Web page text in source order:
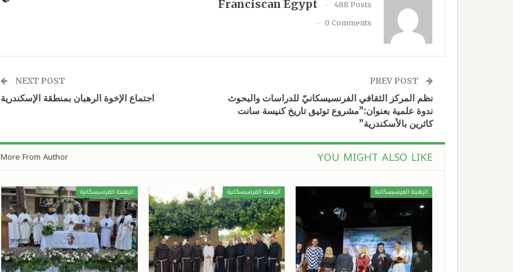
Franciscan Egypt
488 Posts
0 Comments
نظم المركز الثقافي الفرنسيسكانيّ للدراسات والبحوث
ندوة علمية بعنوان:”مشروع توثيق تاريخ كنيسة سانت
كاثرين بالأسكندرية”
NEXT POST
اجتماع الإخوة الرهبان بمنطقة الإسكندرية
YOU MIGHT ALSO LIKE
More From Author
الرهبنة الفرنسيسكانية الرهبنة الفرنسيسكانية الرهبنة الفرنسيسكانية